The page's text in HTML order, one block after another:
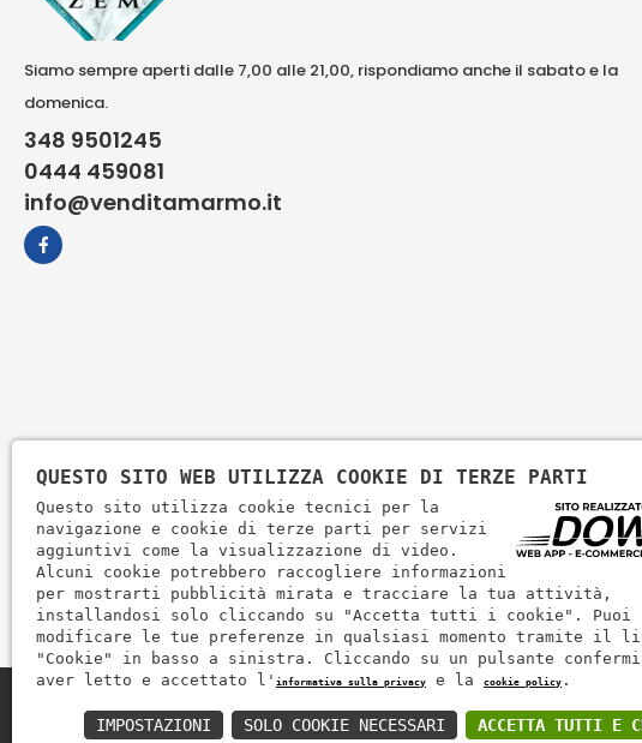
Siamo sempre aperti dalle 7,00 alle 21,00, rispondiamo anche il sabato e la
domenica.
348 9501245
0444 459081
info@venditamarmo.it
Zem Marmi P.I. 03463990246
QUESTO SITO WEB UTILIZZA COOKIE DI TERZE PARTI
Questo sito utilizza cookie tecnici per la
navigazione e cookie di terze parti per servizi
aggiuntivi come la visualizzazione di video.
Alcuni cookie potrebbero raccogliere informazioni
per mostrarti pubblicità mirata e tracciare la tua attività,
installandosi solo cliccando su "Accetta tutti i cookie". Puoi
modificare le tue preferenze in qualsiasi momento tramite il
"Cookie" in basso a sinistra. Cliccando su un pulsante
aver letto e accettato l' informativa sulla privacy e la cookie policy .
ACCETTA TUTTI E
SOLO COOKIE NECESSARI
IMPOSTAZIONI